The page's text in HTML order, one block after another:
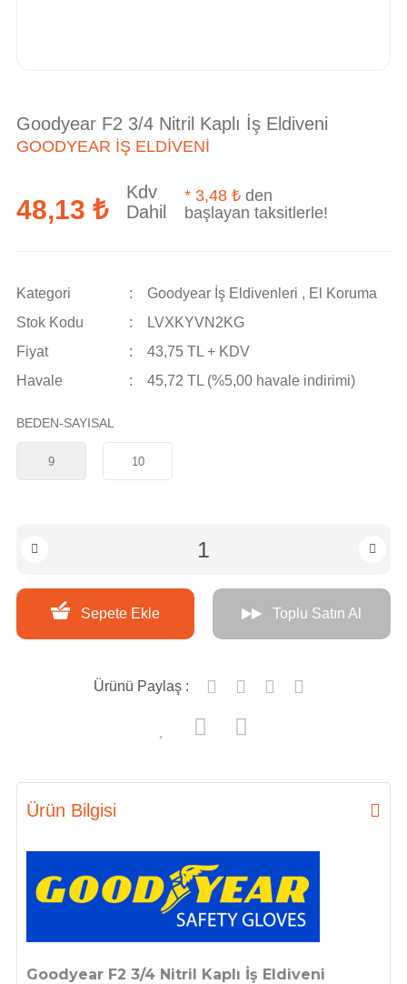
Goodyear F2 3/4 Nitril Kaplı İş Eldiveni
GOODYEAR İŞ ELDIVENI
48,13 ₺
Kdv
Dahil
* 3,48 ₺ den
başlayan taksitlerle!
Kategori Goodyear İş Eldivenleri , El Koruma
Stok Kodu
LVXKYVN2KG
Fiyat
43,75 TL + KDV
Havale
45,72 TL (%5,00 havale indirimi)
BEDEN-SAYISAL
9 10
Sepete Ekle Toplu Satın Al
Ürünü Paylaş :
Ürün Bilgisi
Goodyear F2 3/4 Nitril Kaplı İş Eldiveni